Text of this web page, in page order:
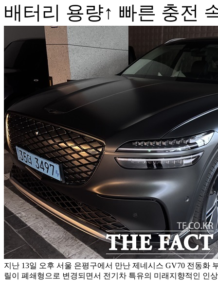
배터리 용량↑ 빠른 충전
지난 13일 오후 서울 은평구에서 만난 제네시스 GV70 전동화
릴이 폐쇄형으로 변경되면서 전기차 특유의 미래지향적인 인